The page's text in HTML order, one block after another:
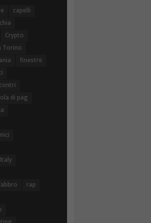
capelli
Crypto
Torino
finestre
di pag
rap